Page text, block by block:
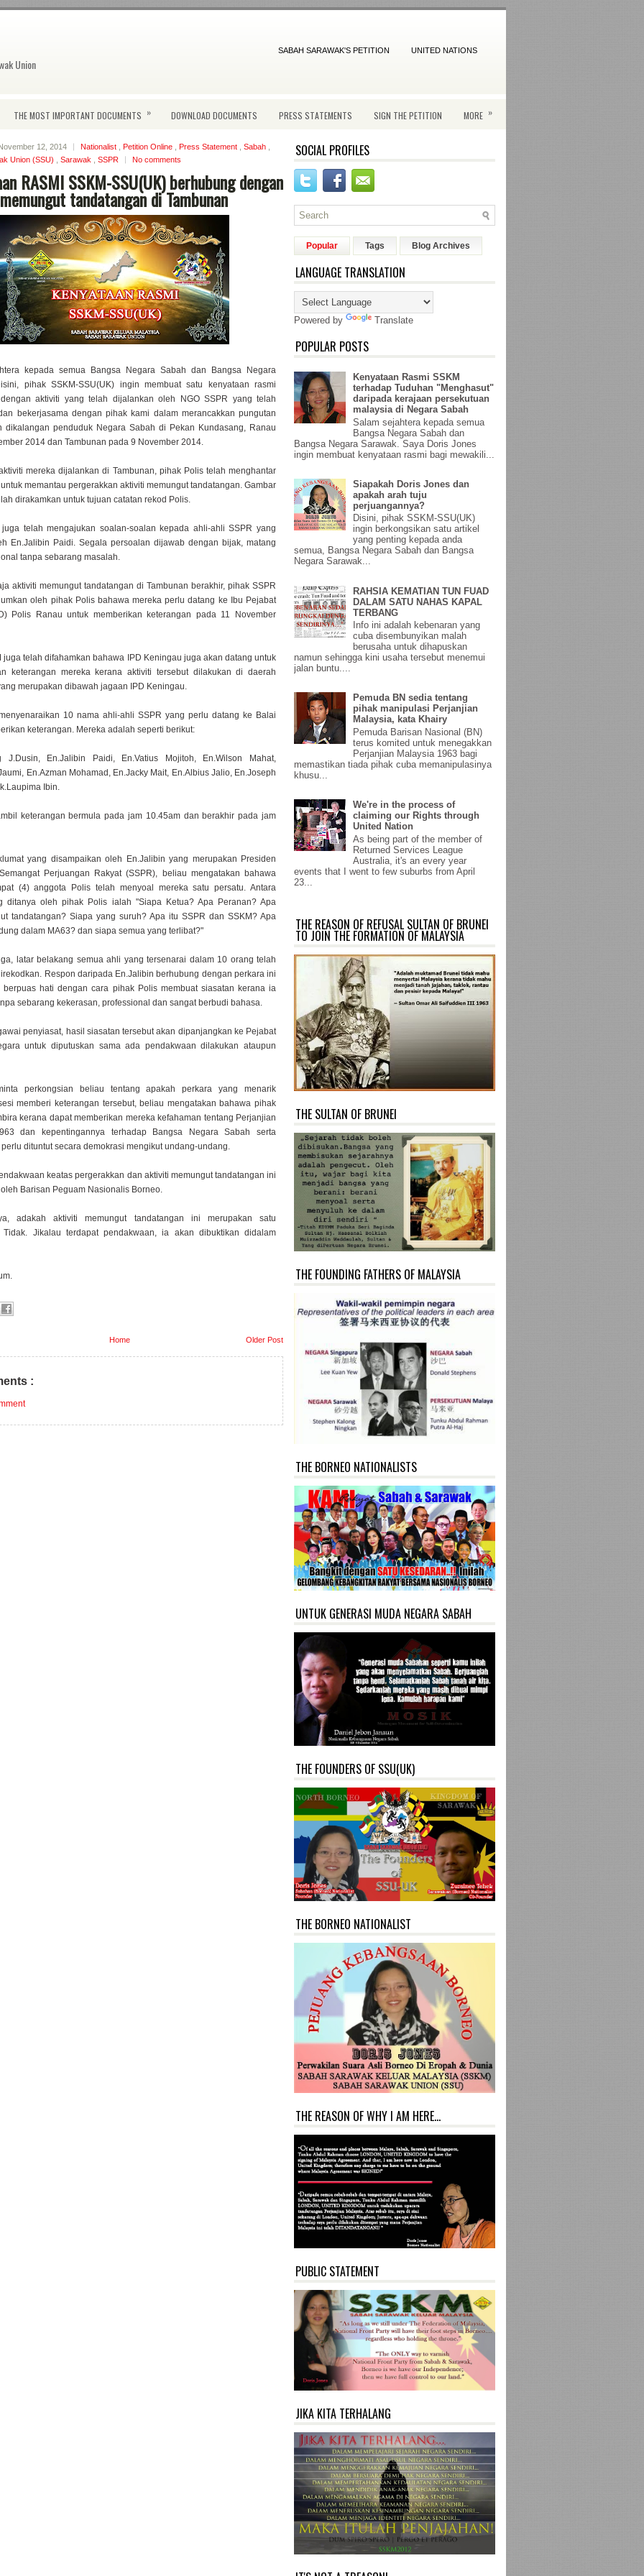
Union
SABAH SARAWAK'S PETITION UNITED NATIONS
THE MOST IMPORTANT DOCUMENTS » DOWNLOAD DOCUMENTS PRESS STATEMENTS SIGN THE PETITION MORE »
12, 2014 Nationalist Petition Online Press Statement Sabah
Union (SSU)
Sarawak SSPR No comments
RASMI SSKM-SSU(UK) berhubung dengan
tandatangan di Tambunan
kepada semua Bangsa Negara Sabah dan Bangsa Negara
pihak SSKM-SSU(UK) ingin membuat satu kenyataan rasmi
aktiviti yang telah dijalankan oleh NGO SSPR yang telah
bekerjasama dengan pihak kami dalam merancakkan pungutan
dikalangan penduduk Negara Sabah di Pekan Kundasang, Ranau
2014 dan Tambunan pada 9 November 2014.
mereka dijalankan di Tambunan, pihak Polis telah menghantar
memantau pergerakkan aktiviti memungut tandatangan. Gambar
dirakamkan untuk tujuan catatan rekod Polis.
telah mengajukan soalan-soalan kepada ahli-ahli SSPR yang
En.Jalibin Paidi. Segala persoalan dijawab dengan bijak, matang
tanpa sebarang masalah.
aktiviti memungut tandatangan di Tambunan berakhir, pihak SSPR
oleh pihak Polis bahawa mereka perlu datang ke Ibu Pejabat
Polis Ranau untuk memberikan keterangan pada 11 November
juga telah difahamkan bahawa IPD Keningau juga akan datang untuk
keterangan mereka kerana aktiviti tersebut dilakukan di daerah
merupakan dibawah jagaan IPD Keningau.
10 nama ahli-ahli SSPR yang perlu datang ke Balai
keterangan. Mereka adalah seperti berikut:
J.Dusin, En.Jalibin Paidi, En.Vatius Mojitoh, En.Wilson Mahat,
En.Azman Mohamad, En.Jacky Mait, En.Albius Jalio, En.Joseph
Ibin.
keterangan bermula pada jam 10.45am dan berakhir pada jam
yang disampaikan oleh En.Jalibin yang merupakan Presiden
Perjuangan Rakyat (SSPR), beliau mengatakan bahawa
(4) anggota Polis telah menyoal mereka satu persatu. Antara
ditanya oleh pihak Polis ialah "Siapa Ketua? Apa Peranan? Apa
tandatangan? Siapa yang suruh? Apa itu SSPR dan SSKM? Apa
dalam MA63? dan siapa semua yang terlibat?"
latar belakang semua ahli yang tersenarai dalam 10 orang telah
Respon daripada En.Jalibin berhubung dengan perkara ini
hati dengan cara pihak Polis membuat siasatan kerana ia
sebarang kekerasan, professional dan sangat berbudi bahasa.
penyiasat, hasil siasatan tersebut akan dipanjangkan ke Pejabat
untuk diputuskan sama ada pendakwaan dilakukan ataupun
perkongsian beliau tentang apakah perkara yang menarik
memberi keterangan tersebut, beliau mengatakan bahawa pihak
kerana dapat memberikan mereka kefahaman tentang Perjanjian
dan kepentingannya terhadap Bangsa Negara Sabah serta
dituntut secara demokrasi mengikut undang-undang.
keatas pergerakkan dan aktiviti memungut tandatangan ini
Barisan Peguam Nasionalis Borneo.
adakah aktiviti memungut tandatangan ini merupakan satu
Tidak. Jikalau terdapat pendakwaan, ia akan dibuktikan didalam
Older Post
Home
:
SOCIAL PROFILES
Popular Tags Blog Archives
LANGUAGE TRANSLATION
Powered by Translate
POPULAR POSTS
Kenyataan Rasmi SSKM
terhadap Tuduhan "Menghasut"
daripada kerajaan persekutuan
malaysia di Negara Sabah
Salam sejahtera kepada semua
Bangsa Negara Sabah dan
Bangsa Negara Sarawak. Saya Doris Jones
ingin membuat kenyataan rasmi bagi mewakili...
Siapakah Doris Jones dan
apakah arah tuju
perjuangannya?
Disini, pihak SSKM-SSU(UK)
ingin berkongsikan satu artikel
yang penting kepada anda
semua, Bangsa Negara Sabah dan Bangsa
Negara Sarawak...
RAHSIA KEMATIAN TUN FUAD
DALAM SATU NAHAS KAPAL
TERBANG
Info ini adalah kebenaran yang
cuba disembunyikan malah
berusaha untuk dihapuskan
namun sehingga kini usaha tersebut menemui
jalan buntu....
Pemuda BN sedia tentang
pihak manipulasi Perjanjian
Malaysia, kata Khairy
Pemuda Barisan Nasional (BN)
terus komited untuk menegakkan
Perjanjian Malaysia 1963 bagi
memastikan tiada pihak cuba memanipulasinya
khusu...
We're in the process of
claiming our Rights through
United Nation
As being part of the member of
Returned Services League
Australia, it's an every year
events that I went to few suburbs from April
23...
THE REASON OF REFUSAL SULTAN OF BRUNEI
TO JOIN THE FORMATION OF MALAYSIA
THE SULTAN OF BRUNEI
THE FOUNDING FATHERS OF MALAYSIA
THE BORNEO NATIONALISTS
UNTUK GENERASI MUDA NEGARA SABAH
THE FOUNDERS OF SSU(UK)
THE BORNEO NATIONALIST
THE REASON OF WHY I AM HERE...
PUBLIC STATEMENT
JIKA KITA TERHALANG